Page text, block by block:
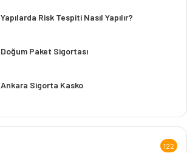
Yapılarda Risk Tespiti Nasıl Yapılır?
Doğum Paket Sigortası
Ankara Sigorta Kasko
122